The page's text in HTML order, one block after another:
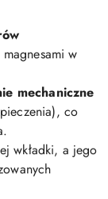
w
mechaniczne
co
wkładki, a jego